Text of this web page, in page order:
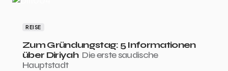
REISE
Zum Gründungstag: 5 Informationen
über Diriyah Die erste saudische
Hauptstadt